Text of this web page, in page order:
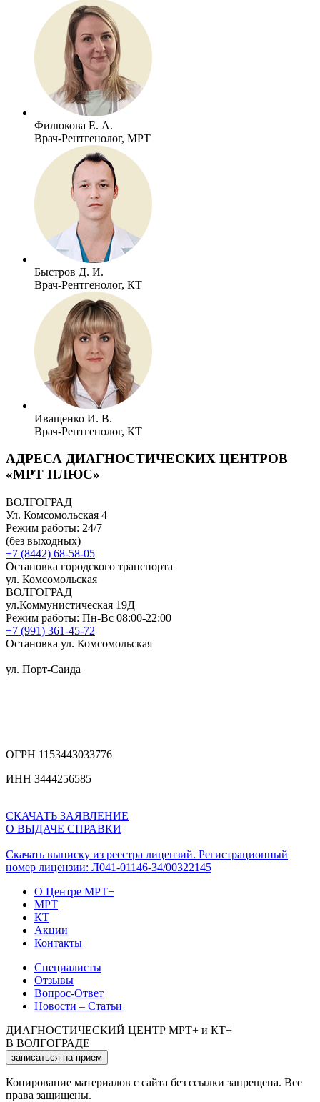
Филюкова Е. А.
Врач-Рентгенолог, МРТ
Быстров Д. И.
Врач-Рентгенолог, КТ
Иващенко И. В.
Врач-Рентгенолог, КТ
АДРЕСА ДИАГНОСТИЧЕСКИХ ЦЕНТРОВ
«МРТ ПЛЮС»
ВОЛГОГРАД
Ул. Комсомольская 4
Режим работы: 24/7
(без выходных)
+7 (8442) 68-58-05
Остановка городского транспорта
ул. Комсомольская
ВОЛГОГРАД
ул.Коммунистическая 19Д
Режим работы: Пн-Вс 08:00-22:00
+7 (991) 361-45-72
Остановка ул. Комсомольская
ул. Порт-Саида
ОГРН 1153443033776
ИНН 3444256585
СКАЧАТЬ ЗАЯВЛЕНИЕ
О ВЫДАЧЕ СПРАВКИ
Скачать выписку из реестра лицензий. Регистрационный
номер лицензии: Л041-01146-34/00322145
О Центре МРТ+
МРТ
КТ
Акции
Контакты
Специалисты
Отзывы
Вопрос-Ответ
Новости – Статьи
ДИАГНОСТИЧЕСКИЙ ЦЕНТР МРТ+ и КТ+
В ВОЛГОГРАДЕ
записаться на прием
Копирование материалов с сайта без ссылки запрещена. Все
права защищены.